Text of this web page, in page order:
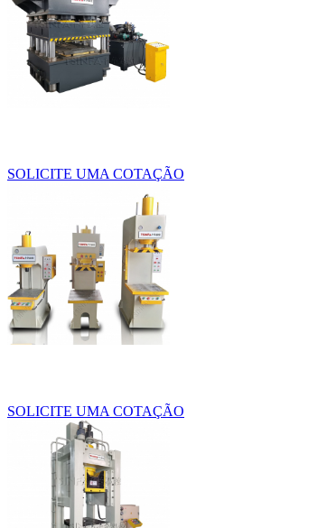
SOLICITE UMA COTAÇÃO
SOLICITE UMA COTAÇÃO